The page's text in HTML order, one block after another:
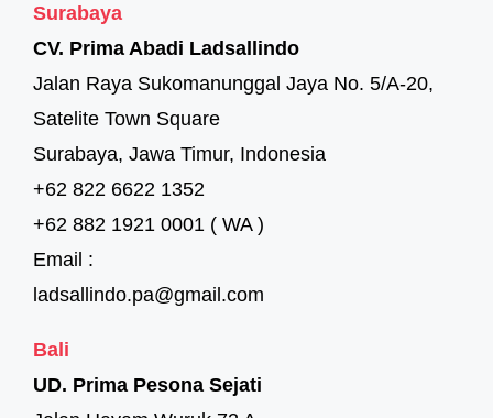
Surabaya
CV. Prima Abadi Ladsallindo
Jalan Raya Sukomanunggal Jaya No. 5/A-20,
Satelite Town Square
Surabaya, Jawa Timur, Indonesia
+62 822 6622 1352
+62 882 1921 0001 ( WA )
Email :
ladsallindo.pa@gmail.com
Bali
UD. Prima Pesona Sejati